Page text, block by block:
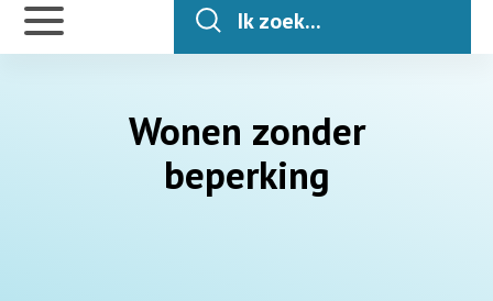
links
Ik zoek...
Wonen zonder
beperking